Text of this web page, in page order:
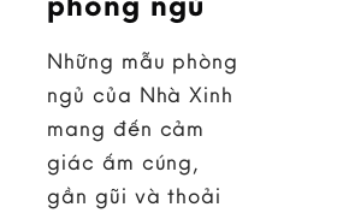
Những mẫu phòng
ngủ của Nhà Xinh
mang đến cảm
giác ấm cúng,
gần gũi và thoải